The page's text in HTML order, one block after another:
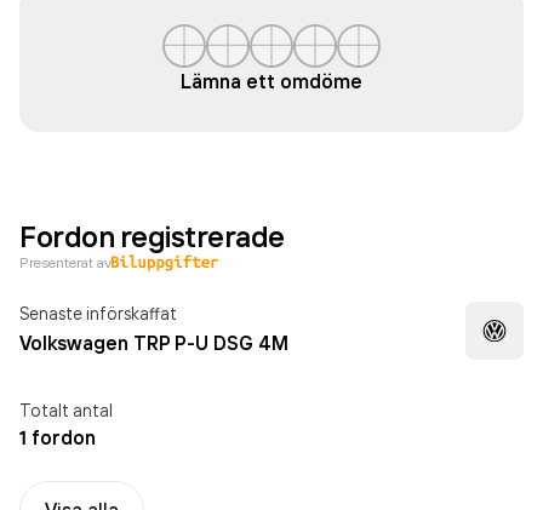
Lämna ett omdöme
Fordon registrerade
Presenterat av
Senaste införskaffat
Volkswagen TRP P-U DSG 4M
Totalt antal
1 fordon